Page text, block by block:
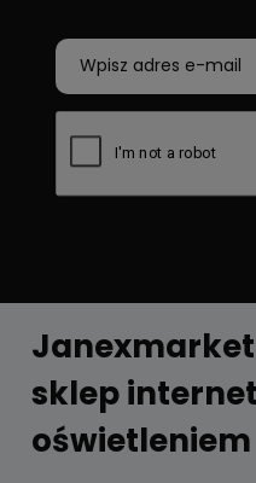
sklep
oświetleniem